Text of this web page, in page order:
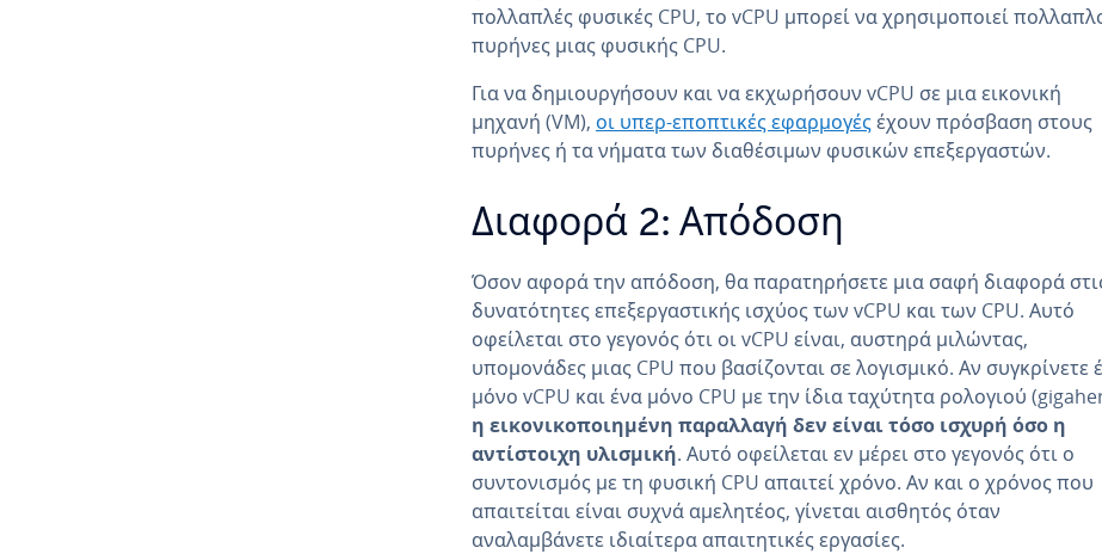
πολλαπλές φυσικές CPU, το vCPU μπορεί να χρησιμοποιεί
πυρήνες μιας φυσικής CPU.
Για να δημιουργήσουν και να εκχωρήσουν vCPU σε μια εικονική
μηχανή (VM), οι υπερ-εποπτικές εφαρμογέςέχουν πρόσβαση στους
πυρήνες ή τα νήματα των διαθέσιμων φυσικών επεξεργαστών.
Διαφορά 2: Απόδοση
Όσον αφορά την απόδοση, θα παρατηρήσετε μια σαφή διαφορά
δυνατότητες επεξεργαστικής ισχύος των vCPU και των CPU. Αυτό
οφείλεται στο γεγονός ότι οι vCPU είναι, αυστηρά μιλώντας,
υπομονάδες μιας CPU που βασίζονται σε λογισμικό. Αν συγκρίνετε
μόνο vCPU και ένα μόνο CPU με την ίδια ταχύτητα ρολογιού
η εικονικοποιημένη παραλλαγή δεν είναι τόσο ισχυρή όσο η
αντίστοιχη υλισμική. Αυτό οφείλεται εν μέρει στο γεγονός ότι ο
συντονισμός με τη φυσική CPU απαιτεί χρόνο. Αν και ο χρόνος που
απαιτείται είναι συχνά αμελητέος, γίνεται αισθητός όταν
αναλαμβάνετε ιδιαίτερα απαιτητικές εργασίες.